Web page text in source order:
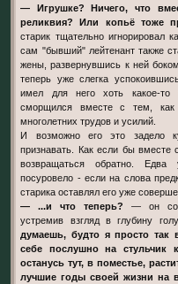
— Игрушке? Ничего, что
реликвия? Или копьё тоже
старик тщательно игнорировал
сам "бывший" лейтенант также
жены, развернувшись к ней
теперь уже слегка
имел для него хоть какое-
сморщился вместе с тем, как
многолетних трудов и усилий.
И возможно его это задело
признавать. Как если бы вместе
возвращаться обратно.
посуровело - если на слова
старика оставлял его уже
— ...и что теперь? — он
устремив взгляд в глубину
думаешь, будто я просто так
себе послушно на стульчик
останусь тут, в поместье,
лучшие годы своей жизни на